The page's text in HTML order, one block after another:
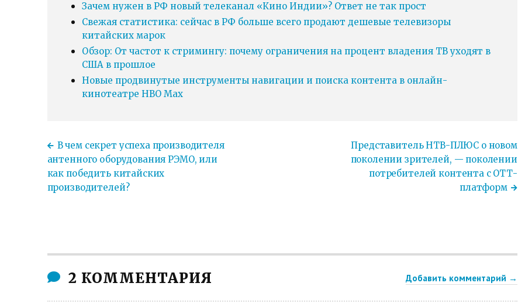
Зачем нужен в РФ новый телеканал «Кино Индии»? Ответ не так прост
Свежая статистика: сейчас в РФ больше всего продают дешевые телевизоры
китайских марок
Обзор: От частот к стримингу: почему ограничения на процент владения ТВ уходят в
США в прошлое
Новые продвинутые инструменты навигации и поиска контента в онлайн-
кинотеатре HBO Max
В чем секрет успеха производителя
антенного оборудования РЭМО, или
как победить китайских
производителей?
Представитель НТВ-ПЛЮС о новом
поколении зрителей, — поколении
потребителей контента с ОТТ-
платформ
2 КОММЕНТАРИЯ Добавить комментарий →